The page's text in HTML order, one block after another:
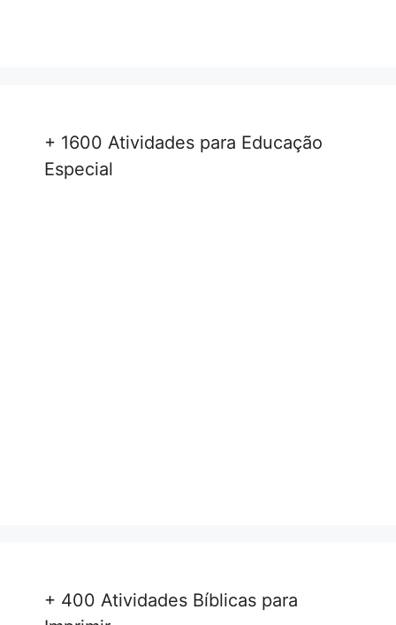
+ 1600 Atividades para Educação
Especial
+ 400 Atividades Bíblicas para